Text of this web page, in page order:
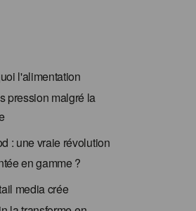
l'alimentation
pression malgré la
: une vraie révolution
en gamme ?
media crée